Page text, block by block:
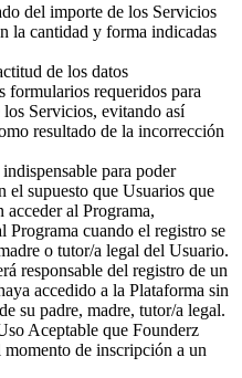
del importe de los Servicios
la cantidad y forma indicadas
de los datos
formularios requeridos para
Servicios, evitando así
resultado de la incorrección
para poder
el supuesto que Usuarios que
acceder al Programa,
Programa cuando el registro se
o tutor/a legal del Usuario.
responsable del registro de un
accedido a la Plataforma sin
su padre, madre, tutor/a legal.
Aceptable que Founderz
de inscripción a un